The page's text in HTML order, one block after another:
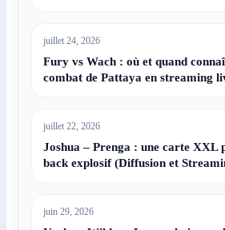
juillet 24, 2026
Fury vs Wach : où et quand
combat de Pattaya en streaming
juillet 22, 2026
Joshua – Prenga : une carte XXL
back explosif (Diffusion et
juin 29, 2026